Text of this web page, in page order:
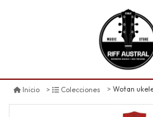
Inicio Colecciones Wotan